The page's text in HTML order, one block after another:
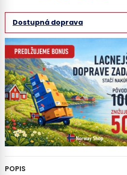
Dostupná doprava
POPIS